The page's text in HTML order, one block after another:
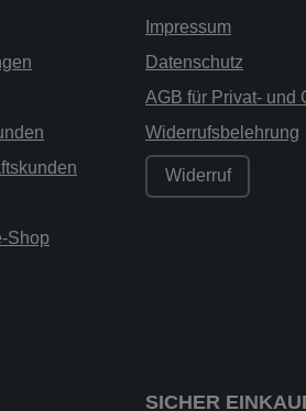
Shop
Impressum
Datenschutz
AGB für Privat- und
Widerrufsbelehrung
Widerruf
SICHER